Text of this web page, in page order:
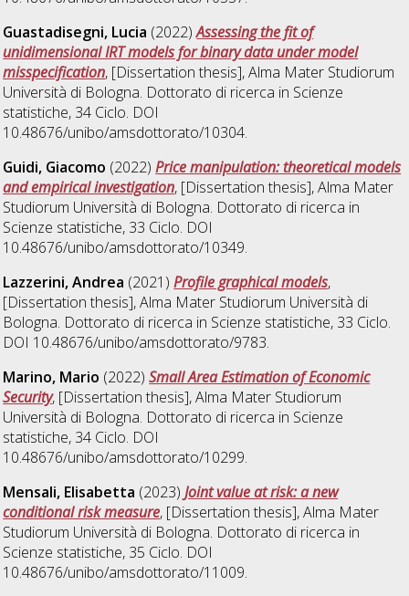
Guastadisegni, Lucia (2022)Assessing the fit of
unidimensional IRT models for binary data under model
misspecification, [Dissertation thesis], Alma Mater Studiorum
Università di Bologna. Dottorato di ricerca in Scienze
statistiche, 34 Ciclo. DOI
10.48676/unibo/amsdottorato/10304.
Guidi, Giacomo (2022)Price manipulation: theoretical models
and empirical investigation, [Dissertation thesis], Alma Mater
Studiorum Università di Bologna. Dottorato di ricerca in
Scienze statistiche, 33 Ciclo. DOI
10.48676/unibo/amsdottorato/10349.
Lazzerini, Andrea (2021)Profile graphical models,
[Dissertation thesis], Alma Mater Studiorum Università di
Bologna. Dottorato di ricerca in Scienze statistiche, 33 Ciclo.
DOI 10.48676/unibo/amsdottorato/9783.
Marino, Mario (2022)Small Area Estimation of Economic
Security, [Dissertation thesis], Alma Mater Studiorum
Università di Bologna. Dottorato di ricerca in Scienze
statistiche, 34 Ciclo. DOI
10.48676/unibo/amsdottorato/10299.
Mensali, Elisabetta (2023)Joint value at risk: a new
conditional risk measure, [Dissertation thesis], Alma Mater
Studiorum Università di Bologna. Dottorato di ricerca in
Scienze statistiche, 35 Ciclo. DOI
10.48676/unibo/amsdottorato/11009.